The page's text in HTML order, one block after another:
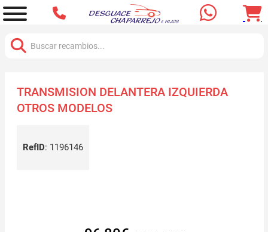
TRANSMISION DELANTERA IZQUIERDA
OTROS MODELOS
RefID: 1196146